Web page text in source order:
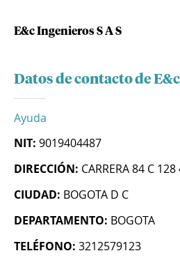
E&c Ingenieros S A S
Datos de contacto de
Ayuda
NIT: 9019404487
DIRECCIÓN: CARRERA 84 C
CIUDAD: BOGOTA D C
DEPARTAMENTO: BOGOTA
TELÉFONO: 3212579123